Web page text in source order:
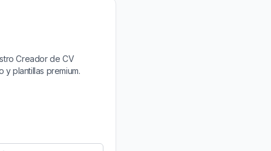
Creador de CV
y plantillas premium.